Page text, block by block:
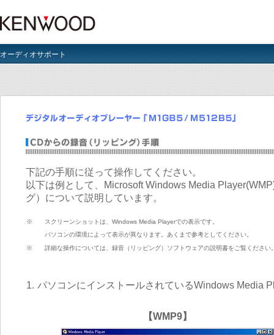
オーディオサポート
下記の手順に従って操作してください。
以下は例として、Microsoft Windows Media
グ）について説明しています。
※
スクリーンショットは、Windows Media Playerでの表示です。
パソコンの環境によって表示が異なります。あくまで参考としてください。
※
詳細な操作については、録音（リッピング）ソフトウェアの説明書をご覧ください
1. パソコンにインストールされているWindows Media
【WMP9】